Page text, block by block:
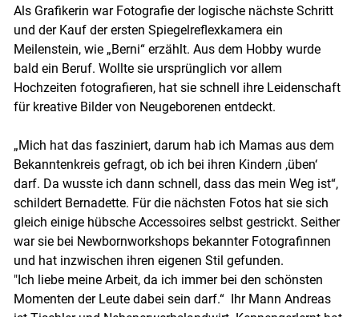
Als Grafikerin war Fotografie der logische nächste Schritt
und der Kauf der ersten Spiegelreflexkamera ein
Meilenstein, wie „Berni“ erzählt. Aus dem Hobby wurde
bald ein Beruf. Wollte sie ursprünglich vor allem
Hochzeiten fotografieren, hat sie schnell ihre Leidenschaft
für kreative Bilder von Neugeborenen entdeckt.
„Mich hat das fasziniert, darum hab ich Mamas aus dem
Bekanntenkreis gefragt, ob ich bei ihren Kindern ,üben‘
darf. Da wusste ich dann schnell, dass das mein Weg ist“,
schildert Bernadette. Für die nächsten Fotos hat sie sich
gleich einige hübsche Accessoires selbst gestrickt. Seither
war sie bei Newbornworkshops bekannter Fotografinnen
und hat inzwischen ihren eigenen Stil gefunden.
"Ich liebe meine Arbeit, da ich immer bei den schönsten
Momenten der Leute dabei sein darf.“ Ihr Mann Andreas